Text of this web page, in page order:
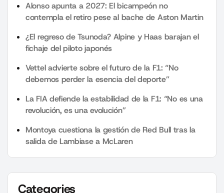
Alonso apunta a 2027: El bicampeón no
contempla el retiro pese al bache de Aston Martin
¿El regreso de Tsunoda? Alpine y Haas barajan el
fichaje del piloto japonés
Vettel advierte sobre el futuro de la F1: “No
debemos perder la esencia del deporte”
La FIA defiende la estabilidad de la F1: “No es una
revolución, es una evolución”
Montoya cuestiona la gestión de Red Bull tras la
salida de Lambiase a McLaren
Categories